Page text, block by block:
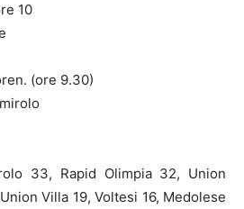
10
(ore 9.30)
33, Rapid Olimpia 32, Union
Villa 19, Voltesi 16, Medolese